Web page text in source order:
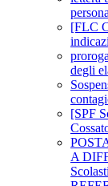
[FLC
degli
[SPF
A